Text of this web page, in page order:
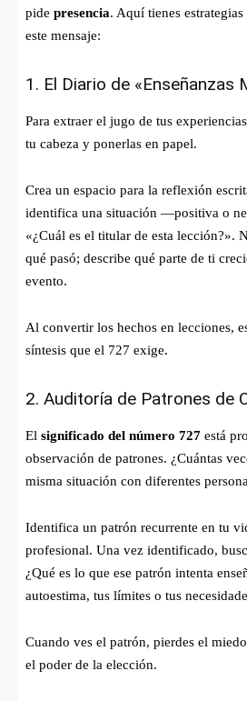
pide presencia. Aquí tienes
este mensaje:
1. El Diario de «Enseñanzas
Para extraer el jugo de tus
tu cabeza y ponerlas en papel.
Crea un espacio para la reflexión
identifica una situación —positiva o
«¿Cuál es el titular de esta lección?».
qué pasó; describe qué parte de ti
evento.
Al convertir los hechos en lecciones,
síntesis que el 727 exige.
2. Auditoría de Patrones de
El significado del número 727 está
observación de patrones. ¿Cuántas
misma situación con diferentes
Identifica un patrón recurrente en tu
profesional. Una vez identificado,
¿Qué es lo que ese patrón intenta
autoestima, tus límites o tus
Cuando ves el patrón, pierdes el
el poder de la elección.